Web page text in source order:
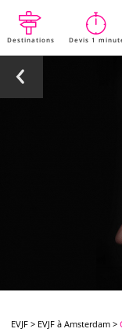
Destinations Devis 1
EVJF > EVJF à Amsterdam >